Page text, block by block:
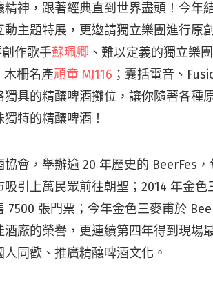
精神，跟著經典直到世界盡頭！今年
主題特展，更邀請獨立樂團進行原
創作歌手蘇珮卿 、難以定義的獨立樂
木柵名產頑童 MJ116 ；囊括電音、
獨具的精釀啤酒攤位，讓你隨著各種
特的精釀啤酒！
會，舉辦逾 20 年歷史的 BeerFes
引上萬民眾前往朝聖；2014 年金色
7500 張門票；今年金色三麥甫於
酒廠的榮譽，更連續第四年得到現場
同歡、推廣精釀啤酒文化。